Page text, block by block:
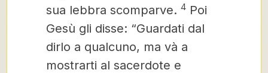
sua lebbra scomparve. 4 Poi
Gesù gli disse: “Guardati dal
dirlo a qualcuno, ma và a
mostrarti al sacerdote e